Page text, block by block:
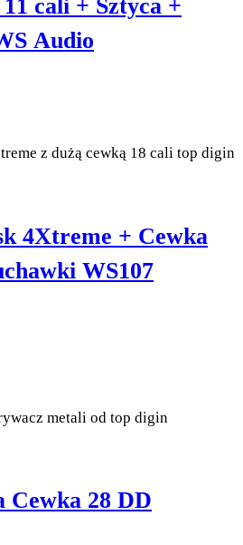
cali + Sztyca +
Audio
4Xtreme + Cewka
WS107
Cewka 28 DD